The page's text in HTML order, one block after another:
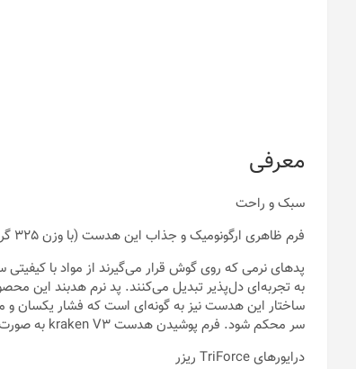
معرفی
سبک و راحت
فرم ظاهری ارگونومیک و جذاب این هدست (با وزن 325 گرم) از سه عنصر طراحی اصلی بهره می‌برد:
پدهای نرمی که روی گوش قرار می‌گیرند از مواد با
به تجربه‌ای دل‌پذیر تبدیل می‌کنند. پد نرم هدبند این
ساختار این هدست نیز به گونه‌ای است که فشار یکسان و
سر محکم شود. فرم پوشیدن هدست kraken V3 به صورت قرارگیری روی گوش است.
درایورهای TriForce ریزر